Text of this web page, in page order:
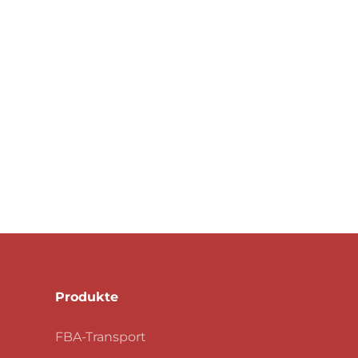
Produkte
FBA-Transport